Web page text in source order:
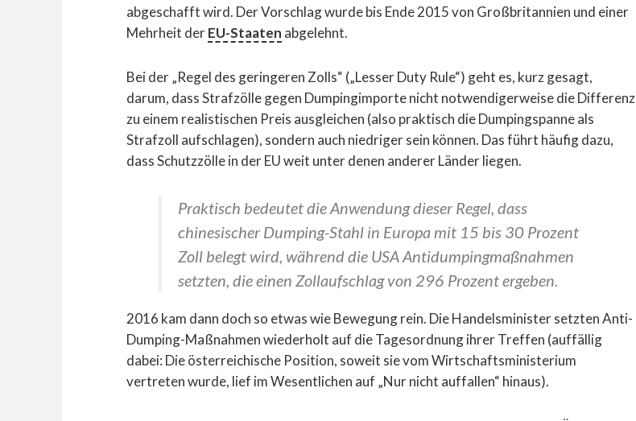
abgeschafft wird. Der Vorschlag wurde bis Ende 2015 von Großbritannien und einer
Mehrheit derEU-Staaten abgelehnt.
Bei der „Regel des geringeren Zolls“ („Lesser Duty Rule“) geht es, kurz gesagt,
darum, dass Strafzölle gegen Dumpingimporte nicht notwendigerweise die Differenz
zu einem realistischen Preis ausgleichen (also praktisch die Dumpingspanne als
Strafzoll aufschlagen), sondern auch niedriger sein können. Das führt häufig dazu,
dass Schutzzölle in der EU weit unter denen anderer Länder liegen.
Praktisch bedeutet die Anwendung dieser Regel, dass
chinesischer Dumping-Stahl in Europa mit 15 bis 30 Prozent
Zoll belegt wird, während die USA Antidumpingmaßnahmen
setzten, die einen Zollaufschlag von 296 Prozent ergeben.
2016 kam dann doch so etwas wie Bewegung rein. Die Handelsminister setzten Anti-
Dumping-Maßnahmen wiederholt auf die Tagesordnung ihrer Treffen (auffällig
dabei: Die österreichische Position, soweit sie vom Wirtschaftsministerium
vertreten wurde, lief im Wesentlichen auf „Nur nicht auffallen“ hinaus).